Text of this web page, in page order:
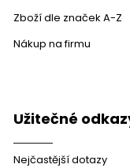
Zboží dle značek A-Z
Nákup na firmu
Užitečné
Nejčastější dotazy